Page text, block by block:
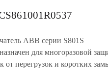
ABB серии S801S
для многоразовой
от перегрузок и коротких